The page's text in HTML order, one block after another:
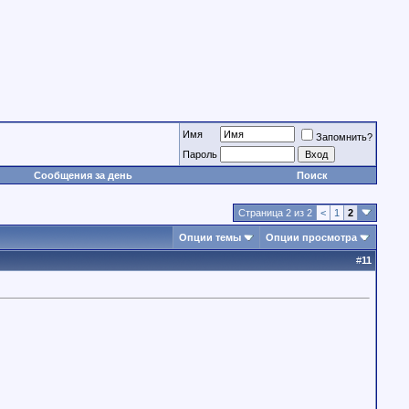
Имя
Запомнить?
Пароль
Сообщения за день
Поиск
Страница 2 из 2 < 1 2
Опции темы Опции просмотра
#11